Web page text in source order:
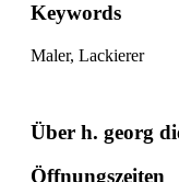
Keywords
Maler, Lackierer
Über h. georg
Öffnungszeiten